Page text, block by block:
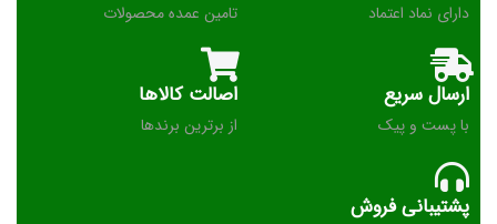
دارای نماد اعتماد تامین عمده محصولات
ارسال سریع
با پست و پیک
اصالت کالاها
از برترین برندها
پشتیبانی فروش